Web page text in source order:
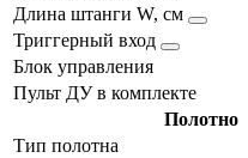
Длина штанги W, см
Триггерный вход
Блок управления
Пульт ДУ в комплекте
Полотно
Тип полотна